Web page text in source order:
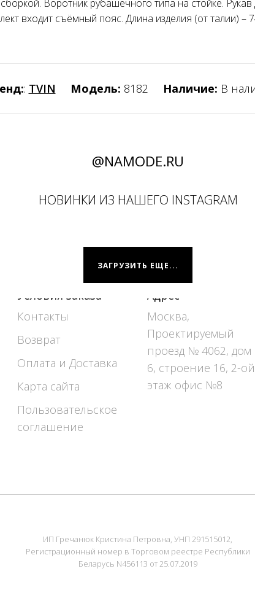
Воротник рубашечного типа на стойке.
входит съёмный пояс. Длина изделия (от талии) –
: TVIN Модель: 8182 Наличие: В
@NAMODE.RU
НОВИНКИ ИЗ НАШЕГО INSTAGRAM
ЗАГРУЗИТЬ ЕЩЕ...
Условия заказа
Контакты
Возврат
Оплата и Доставка
Карта сайта
Пользовательское
соглашение
Адрес
Москва,
Проектируемый
проезд № 4062, дом
6, строение 16, 2-ой
этаж офис №8
ИП Гречанюк Кристина Петровна, УНП 291515012,
Регистрационный номер в Торговом реестре Республики
Беларусь N456113 от 25.07.2019